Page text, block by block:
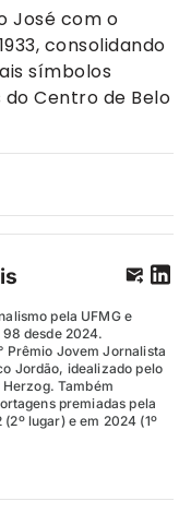
José com o
consolidando
símbolos
Centro de Belo
pela UFMG e
desde 2024.
Prêmio Jovem Jornalista
Jordão, idealizado pelo
Também
premiadas pela
lugar) e em 2024 (1º